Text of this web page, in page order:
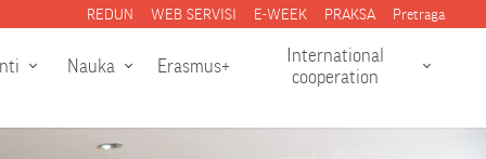
REDUN WEB SERVISI E-WEEK PRAKSA Pretraga
Nauka Erasmus+
International
cooperation